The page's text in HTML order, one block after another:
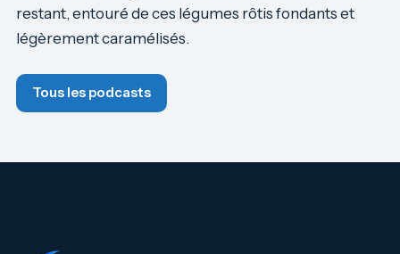
restant, entouré de ces légumes rôtis fondants et
légèrement caramélisés.
Tous les podcasts